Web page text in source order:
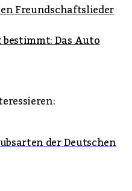
Freundschaftslieder
Das Auto
der Deutschen